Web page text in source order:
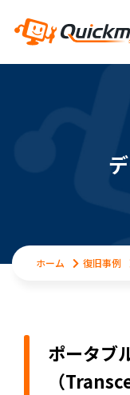
ホーム 復旧事例
ポータブ
（